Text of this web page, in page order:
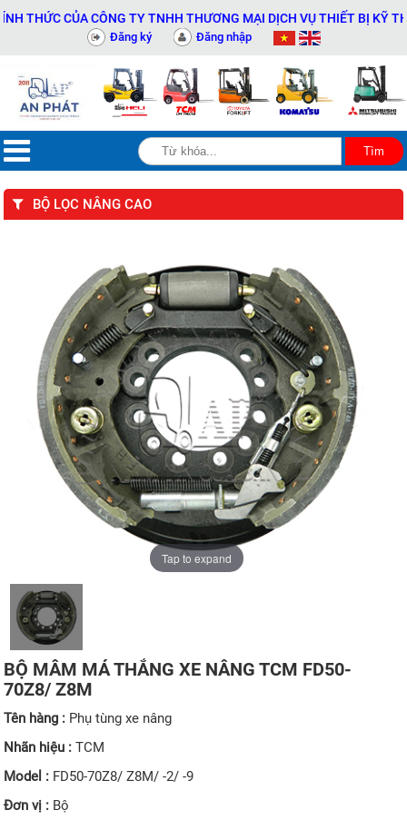
CỦA CÔNG TY TNHH THƯƠNG MẠI DỊCH VỤ THIẾT BỊ KỸ
Đăng ký Đăng nhập
BỘ LỌC NÂNG CAO
Tap to expand
BỘ MÂM MÁ THẮNG XE NÂNG TCM FD50-
70Z8/ Z8M
Tên hàng : Phụ tùng xe nâng
Nhãn hiệu :TCM
Model : FD50-70Z8/ Z8M/ -2/ -9
Đơn vị : Bộ